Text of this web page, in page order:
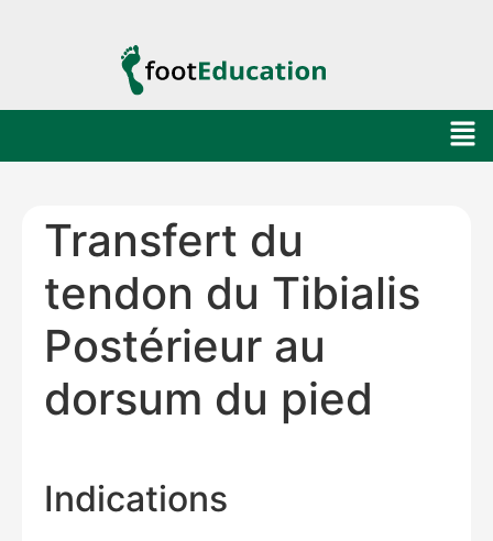
Transfert du
tendon du Tibialis
Postérieur au
dorsum du pied
Indications